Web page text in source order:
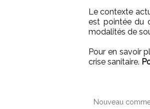
Le contexte
est pointée du
modalités de
Pour en savoir
crise sanitaire.
Nouveau